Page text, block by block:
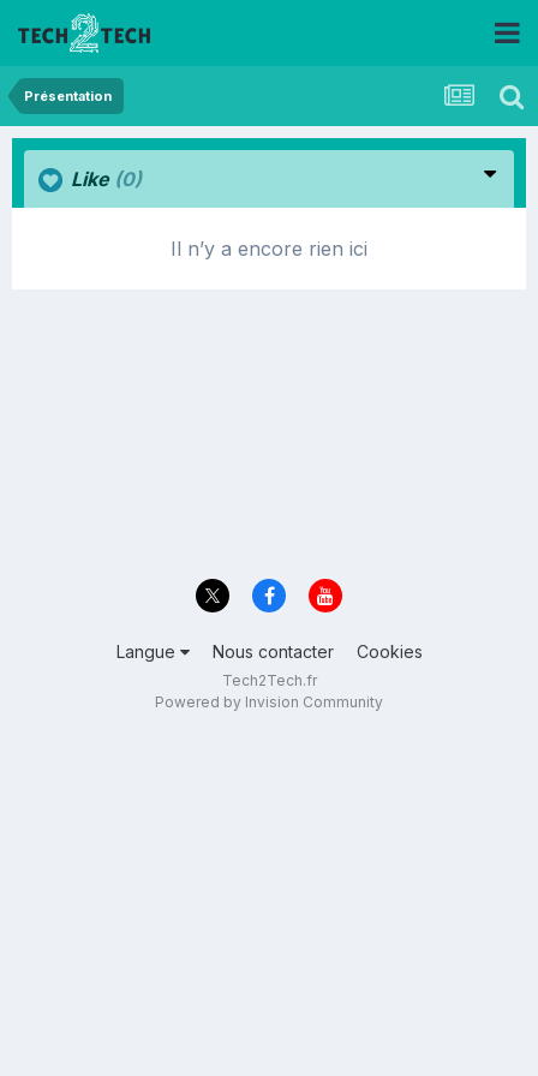
Présentation
Like (0)
Il n’y a encore rien ici
Langue Nous contacter Cookies
Tech2Tech.fr
Powered by Invision Community